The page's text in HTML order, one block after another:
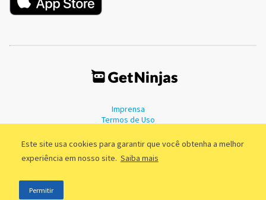
Este site usa cookies para garantir que você obtenha a melhor
experiência em nosso site. Saiba mais
Permitir
Imprensa
Termos de Uso
©2011 - 2026, GetNinjas LTDA. CNPJ 55.744.877/0001-89 - Rua Dr.
Fernandes Coelho, 85 - 3º andar - São Paulo/SP - Brasil